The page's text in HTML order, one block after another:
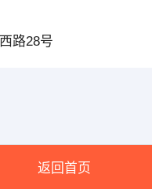
路28号
返回首页